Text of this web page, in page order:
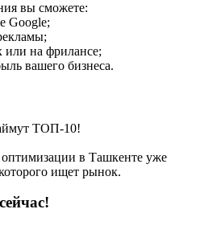
вы сможете:
Google;
или на фрилансе;
вашего бизнеса.
ТОП-10!
в Ташкенте уже
ищет рынок.